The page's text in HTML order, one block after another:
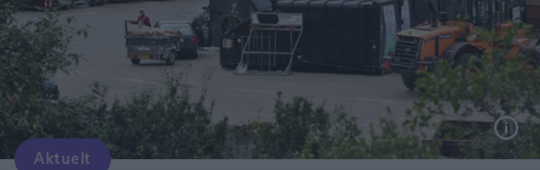
Aktuelt